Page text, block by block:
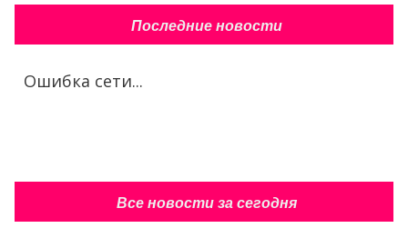
Последние новости
Ошибка сети...
Все новости за сегодня